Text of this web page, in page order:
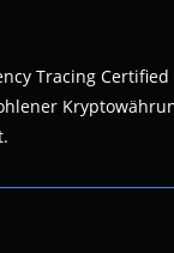
Tracing Certified